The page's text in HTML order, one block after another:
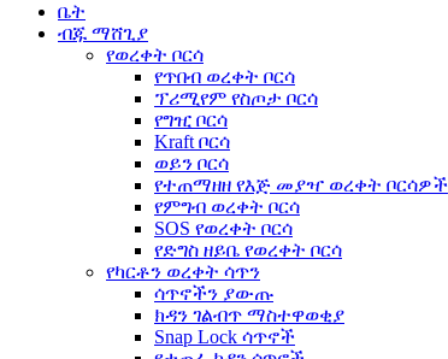
ቤት
ብጁ ማሸጊያ
የወረቀት ቦርሳ
የጥበብ ወረቀት ቦርሳ
ፕሪሚየም የስጦታ ቦርሳ
የግዢ ቦርሳ
Kraft ቦርሳ
ወይን ቦርሳ
የተጠማዘዘ የእጅ መያዣ ወረቀት ቦርሳዎች
የምግብ ወረቀት ቦርሳ
SOS የወረቀት ቦርሳ
የድግስ ዘይቤ የወረቀት ቦርሳ
የካርቶን ወረቀት ሳጥን
ሳጥኖችን ያውጡ
ክዳን ገልብጥ ማስተዋወቂያ
Snap Lock ሳጥኖች